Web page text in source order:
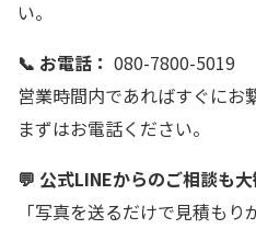
い。
📞 お電話： 080-7800-5019
営業時間内であればすぐにお
まずはお電話ください。
💬 公式LINEからのご相談も
「写真を送るだけで見積も